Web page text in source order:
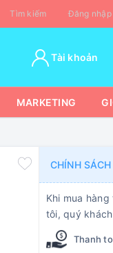
Tìm kiếm Đăng nhập
Tài khoản
MARKETING
CHÍNH
Khi mua
tôi, quý
Thanh